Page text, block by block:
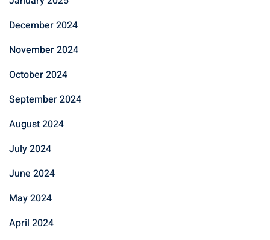
December 2024
November 2024
October 2024
September 2024
August 2024
July 2024
June 2024
May 2024
April 2024